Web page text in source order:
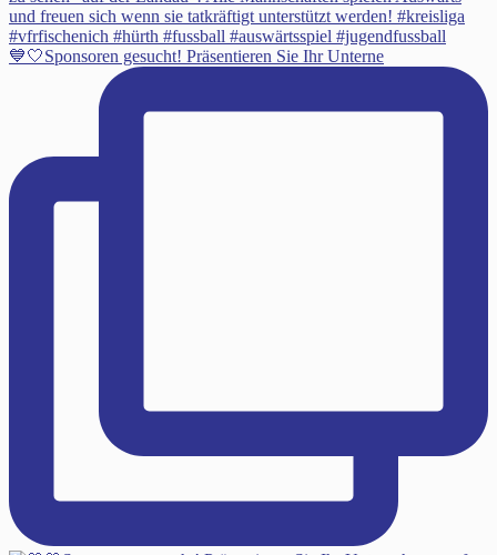
💙🤍Sponsoren gesucht! Präsentieren Sie Ihr Unterne